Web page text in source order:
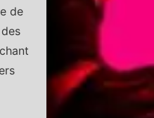
de